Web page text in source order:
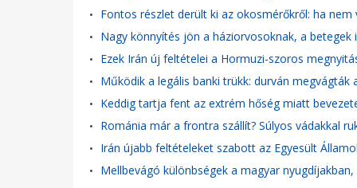
• Fontos részlet derült ki az okosmérőkről: ha nem
• Nagy könnyítés jön a háziorvosoknak, a betegek
• Ezek Irán új feltételei a Hormuzi-szoros
• Működik a legális banki trükk: durván
• Keddig tartja fent az extrém hőség miatt
• Románia már a frontra szállít? Súlyos vádakkal
• Irán újabb feltételeket szabott az Egyesült
• Mellbevágó különbségek a magyar